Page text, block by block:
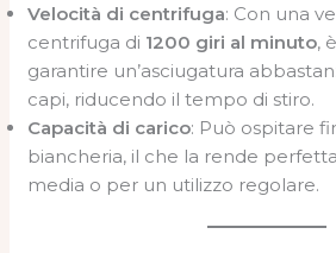
Velocità di centrifuga: Con una
centrifuga di 1200 giri al minuto,
garantire un’asciugatura
capi, riducendo il tempo di stiro.
Capacità di carico: Può ospitare
biancheria, il che la rende
media o per un utilizzo regolare.